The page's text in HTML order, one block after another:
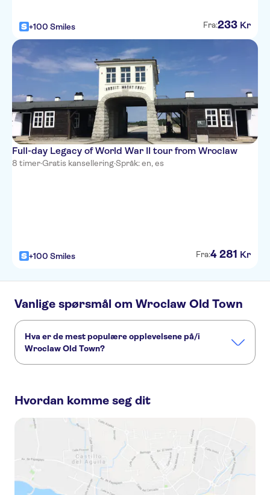
+100 Smiles Fra:233 Kr
Full-day Legacy of World War II tour from Wroclaw
8 timer·Gratis kansellering·Språk: en, es
+100 Smiles Fra:4 281 Kr
Vanlige spørsmål om Wroclaw Old Town
Hva er de mest populære opplevelsene på/i
Wroclaw Old Town?
Discover the Wrocław Dwarfs on a family-friendly private tour
Full-day Legacy of World War II tour from Wroclaw
Hvordan komme seg dit